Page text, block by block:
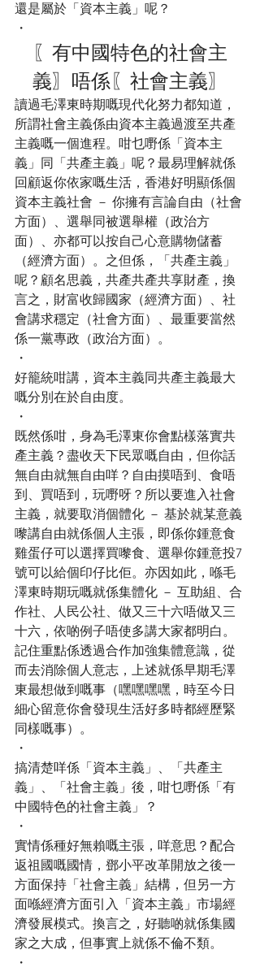
還是屬於「資本主義」呢？
・
〖有中國特色的社會主
義〗唔係〖社會主義〗
讀過毛澤東時期嘅現代化努力都知道，
所謂社會主義係由資本主義過渡至共產
主義嘅一個進程。咁乜嘢係「資本主
義」同「共產主義」呢？最易理解就係
回顧返你依家嘅生活，香港好明顯係個
資本主義社會 － 你擁有言論自由（社會
方面）、選舉同被選舉權（政治方
面）、亦都可以按自己心意購物儲蓄
（經濟方面）。之但係，「共產主義」
呢？顧名思義，共產共產共享財產，換
言之，財富收歸國家（經濟方面）、社
會講求穩定（社會方面）、最重要當然
係一黨專政（政治方面）。
・
好籠統咁講，資本主義同共產主義最大
嘅分別在於自由度。
・
既然係咁，身為毛澤東你會點樣落實共
產主義？盡收天下民眾嘅自由，但你話
無自由就無自由咩？自由摸唔到、食唔
到、買唔到，玩嘢呀？所以要進入社會
主義，就要取消個體化 － 基於就某意義
嚟講自由就係個人主張，即係你鍾意食
雞蛋仔可以選擇買嚟食、選舉你鍾意投7
號可以給個印仔比佢。亦因如此，喺毛
澤東時期玩嘅就係集體化 － 互助組、合
作社、人民公社、做又三十六唔做又三
十六，依啲例子唔使多講大家都明白。
記住重點係透過合作加強集體意識，從
而去消除個人意志，上述就係早期毛澤
東最想做到嘅事（嘿嘿嘿嘿，時至今日
細心留意你會發現生活好多時都經歷緊
同樣嘅事）。
・
搞清楚咩係「資本主義」、「共產主
義」、「社會主義」後，咁乜嘢係「有
中國特色的社會主義」？
・
實情係種好無賴嘅主張，咩意思？配合
返祖國嘅國情，鄧小平改革開放之後一
方面保持「社會主義」結構，但另一方
面喺經濟方面引入「資本主義」市場經
濟發展模式。換言之，好聽啲就係集國
家之大成，但事實上就係不倫不類。
・